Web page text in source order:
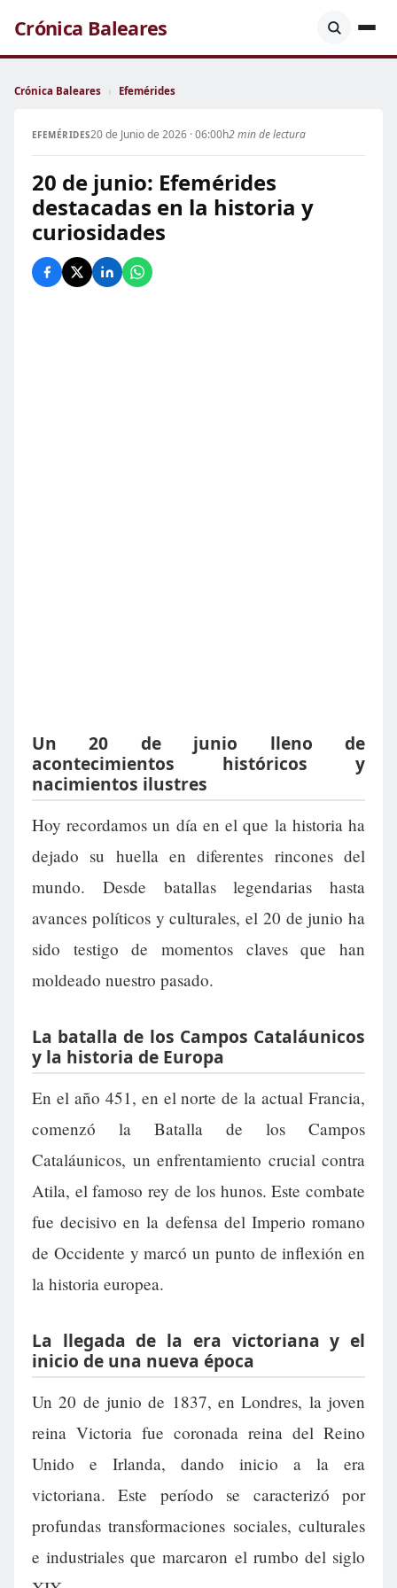
Crónica Baleares
Crónica Baleares › Efemérides
EFEMÉRIDES20 de Junio de 2026 · 06:00h2 min de lectura
20 de junio: Efemérides
destacadas en la historia y
curiosidades
Un 20 de junio lleno de
acontecimientos históricos y
nacimientos ilustres
Hoy recordamos un día en el que la historia ha
dejado su huella en diferentes rincones del
mundo. Desde batallas legendarias hasta
avances políticos y culturales, el 20 de junio ha
sido testigo de momentos claves que han
moldeado nuestro pasado.
La batalla de los Campos Cataláunicos
y la historia de Europa
En el año 451, en el norte de la actual Francia,
comenzó la Batalla de los Campos
Cataláunicos, un enfrentamiento crucial contra
Atila, el famoso rey de los hunos. Este combate
fue decisivo en la defensa del Imperio romano
de Occidente y marcó un punto de inflexión en
la historia europea.
La llegada de la era victoriana y el
inicio de una nueva época
Un 20 de junio de 1837, en Londres, la joven
reina Victoria fue coronada reina del Reino
Unido e Irlanda, dando inicio a la era
victoriana. Este período se caracterizó por
profundas transformaciones sociales, culturales
e industriales que marcaron el rumbo del siglo